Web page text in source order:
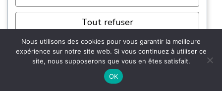
pour les freins acier classiques, comptez
environ 1 200 € pour la réfection du train
avant (disques et plaquettes).
Quels sont les entretiens majeurs à
anticiper selon le kilométrage de la
Tout refuser
Tout accepter
Nous utilisons des cookies pour vous garantir la meilleure
expérience sur notre site web. Si vous continuez à utiliser ce
site, nous supposerons que vous en êtes satisfait.
OK